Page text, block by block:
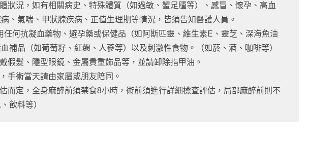
狀況，如有相關病史、特殊體質（如過敏、蟹足腫等）、感冒、懷孕、高血
、氣喘、甲狀腺疾病、正值生理期等情況，皆須告知醫護人員。
任何抗凝血藥物、避孕藥或保健品（如阿斯匹靈、維生素E、靈芝、深海魚油
補品（如葡萄籽、紅麴、人蔘等）以及刺激性食物。（如菸、酒、咖啡等）
假髮、隱型眼鏡、金屬貴重飾品等，並請卸除指甲油。
手術當天請由家屬或朋友陪同。
而定，全身麻醉前須禁食8小時，術前須進行詳細檢查評估，局部麻醉前則不
飲料等）